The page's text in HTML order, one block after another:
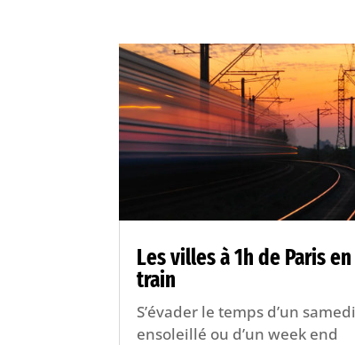
Les villes à 1h de Paris en
train
S’évader le temps d’un samedi
ensoleillé ou d’un week end